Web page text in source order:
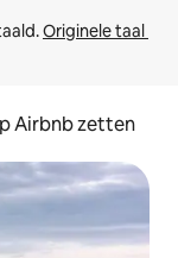
Originele taal
Airbnb zetten